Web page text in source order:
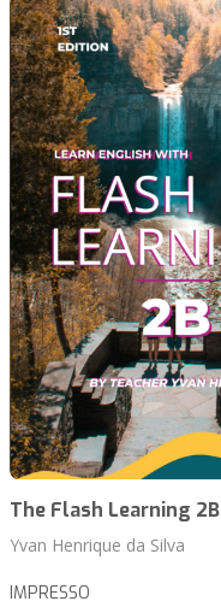
The Flash Learning 2B
Yvan Henrique da Silva
IMPRESSO